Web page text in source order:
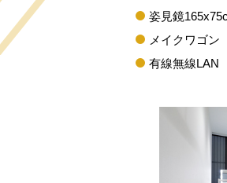
姿見鏡
メイクワゴン
有線無線LAN